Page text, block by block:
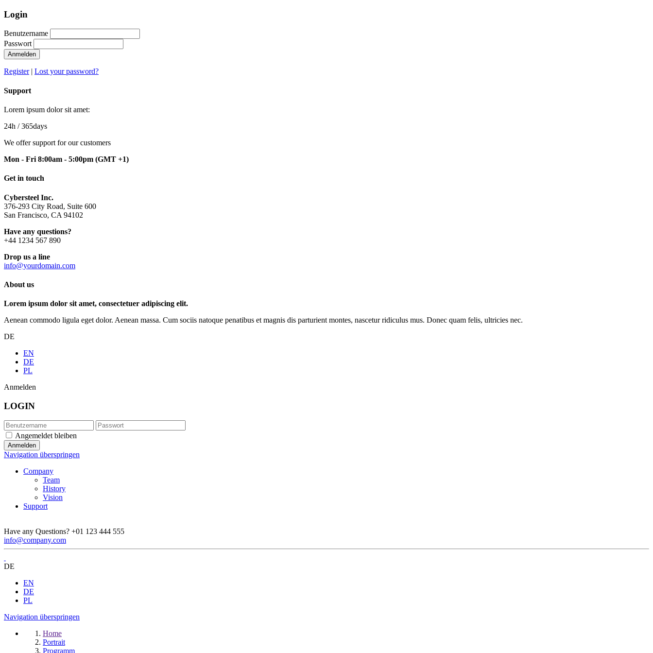
Login
Benutzername
Passwort
Anmelden
Register| Lost your password?
Support
Lorem ipsum dolor sit amet:
24h / 365days
We offer support for our customers
Mon - Fri 8:00am - 5:00pm (GMT +1)
Get in touch
Cybersteel Inc.
376-293 City Road, Suite 600
San Francisco, CA 94102
Have any questions?
+44 1234 567 890
Drop us a line
info@yourdomain.com
About us
Lorem ipsum dolor sit amet, consectetuer adipiscing elit.
Aenean commodo ligula eget dolor. Aenean massa. Cum sociis natoque penatibus et magnis dis parturient montes, nascetur ridiculus mus. Donec quam felis, ultricies nec.
DE
EN
DE
PL
Anmelden
LOGIN
Angemeldet bleiben
Navigation überspringen
Company
Team
History
Vision
Support
Have any Questions? +01 123 444 555
info@company.com
DE
EN
DE
PL
Navigation überspringen
Home
Portrait
Programm